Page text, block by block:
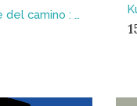
Al borde del camino : Relatos de Connacht